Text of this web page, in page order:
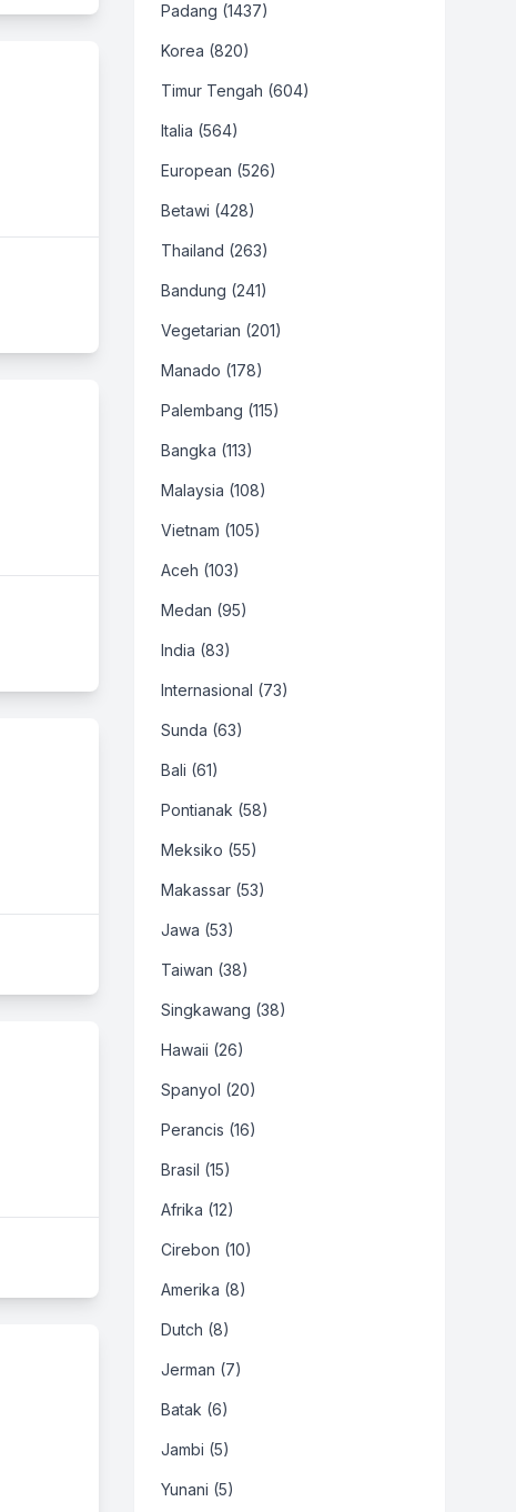
Padang (1437)
Korea (820)
Timur Tengah (604)
Italia (564)
European (526)
Betawi (428)
Thailand (263)
Bandung (241)
Vegetarian (201)
Manado (178)
Palembang (115)
Bangka (113)
Malaysia (108)
Vietnam (105)
Aceh (103)
Medan (95)
India (83)
Internasional (73)
Sunda (63)
Bali (61)
Pontianak (58)
Meksiko (55)
Makassar (53)
Jawa (53)
Taiwan (38)
Singkawang (38)
Hawaii (26)
Spanyol (20)
Perancis (16)
Brasil (15)
Afrika (12)
Cirebon (10)
Amerika (8)
Dutch (8)
Jerman (7)
Batak (6)
Jambi (5)
Yunani (5)